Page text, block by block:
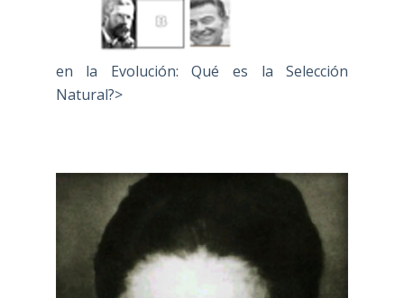
en la Evolución: Qué es la Selección
Natural?>